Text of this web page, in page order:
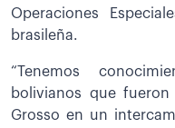
Operaciones
brasileña.
“Tenemos
bolivianos que
Grosso en un